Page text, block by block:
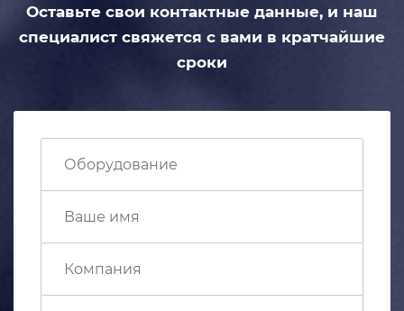
Оставьте свои контактные данные, и наш
специалист свяжется с вами в кратчайшие
сроки